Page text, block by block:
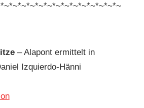
– Alapont ermittelt in
Izquierdo-Hänni